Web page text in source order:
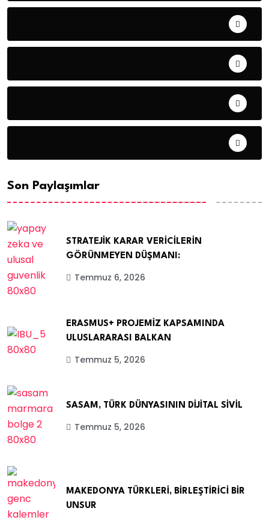
Son Paylaşımlar
STRATEJİK KARAR VERİCİLERİN
GÖRÜNMEYEN DÜŞMANI:
Temmuz 6, 2026
ERASMUS+ PROJEMİZ KAPSAMINDA
ULUSLARARASI BALKAN
Temmuz 5, 2026
SASAM, TÜRK DÜNYASININ DİJİTAL SİVİL
Temmuz 5, 2026
MAKEDONYA TÜRKLERİ, BİRLEŞTİRİCİ BİR
UNSUR